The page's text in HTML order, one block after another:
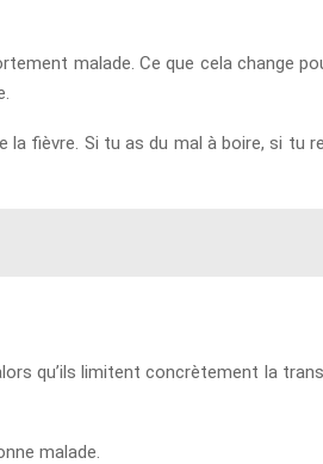
malade. Ce que cela change
fièvre. Si tu as du mal à boire, si tu
qu’ils limitent concrètement la
malade.